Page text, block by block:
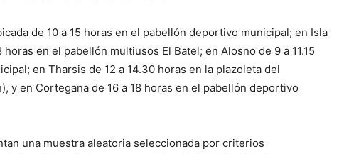
de 10 a 15 horas en el pabellón deportivo municipal; en Isla
horas en el pabellón multiusos El Batel; en Alosno de 9 a 11.15
en Tharsis de 12 a 14.30 horas en la plazoleta del
y en Cortegana de 16 a 18 horas en el pabellón deportivo
una muestra aleatoria seleccionada por criterios